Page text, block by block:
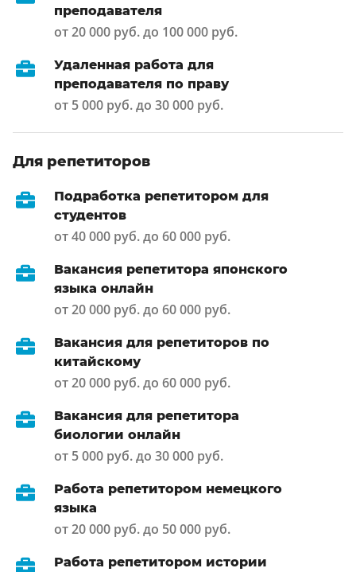
преподавателя
от 20 000 руб. до 100 000 руб.
Удаленная работа для
преподавателя по праву
от 5 000 руб. до 30 000 руб.
Для репетиторов
Подработка репетитором для
студентов
от 40 000 руб. до 60 000 руб.
Вакансия репетитора японского
языка онлайн
от 20 000 руб. до 60 000 руб.
Вакансия для репетиторов по
китайскому
от 20 000 руб. до 60 000 руб.
Вакансия для репетитора
биологии онлайн
от 5 000 руб. до 30 000 руб.
Работа репетитором немецкого
языка
от 20 000 руб. до 50 000 руб.
Работа репетитором истории